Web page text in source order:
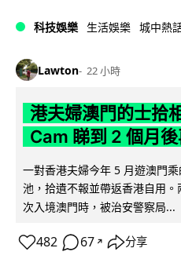
科技娛樂 生活娛樂 城中熱
Lawton 22 小時
港夫婦澳門的士拾
Cam 睇到 2 個月
一對香港夫婦今年 5 月遊澳門
池，拾遺不報並帶返香港自用
次入境澳門時，被治安警察局...
482 67 ↗ 分享